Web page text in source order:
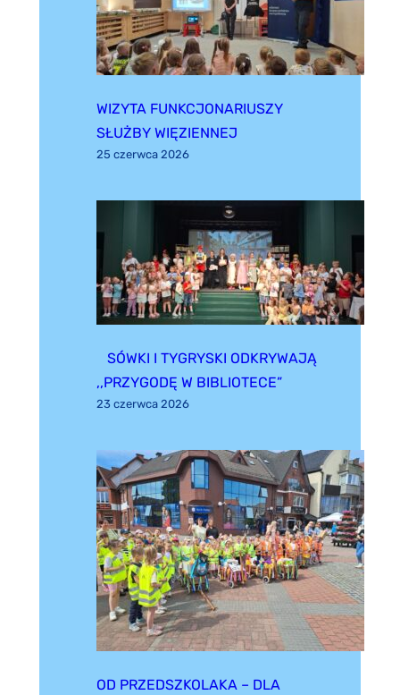
WIZYTA FUNKCJONARIUSZY
SŁUŻBY WIĘZIENNEJ
25 czerwca 2026
SÓWKI I TYGRYSKI ODKRYWAJĄ
,,PRZYGODĘ W BIBLIOTECE”
23 czerwca 2026
OD PRZEDSZKOLAKA – DLA